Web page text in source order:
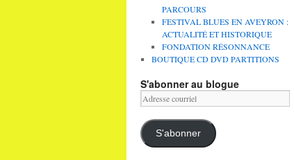
PARCOURS
FESTIVAL BLUES EN AVEYRON :
ACTUALITÉ ET HISTORIQUE
FONDATION RÉSONNANCE
BOUTIQUE CD DVD PARTITIONS
S'abonner au blogue
Adresse
courriel
S'abonner